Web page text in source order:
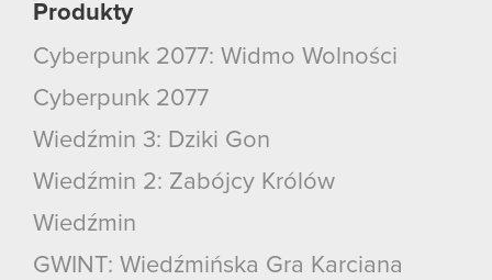
Produkty
Cyberpunk 2077: Widmo Wolności
Cyberpunk 2077
Wiedźmin 3: Dziki Gon
Wiedźmin 2: Zabójcy Królów
Wiedźmin
GWINT: Wiedźmińska Gra Karciana